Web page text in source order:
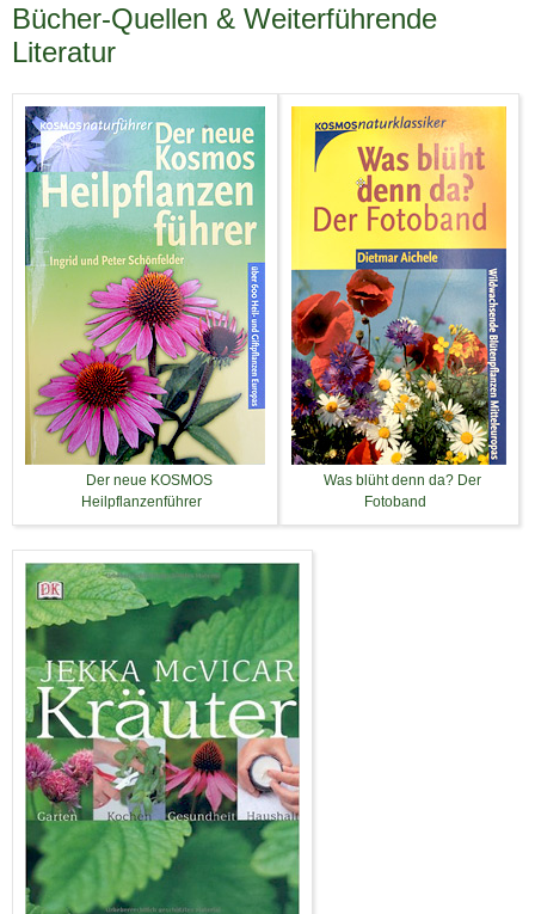
Bücher-Quellen & Weiterführende
Literatur
Der neue KOSMOS
Heilpflanzenführer
Was blüht denn da? Der
Fotoband